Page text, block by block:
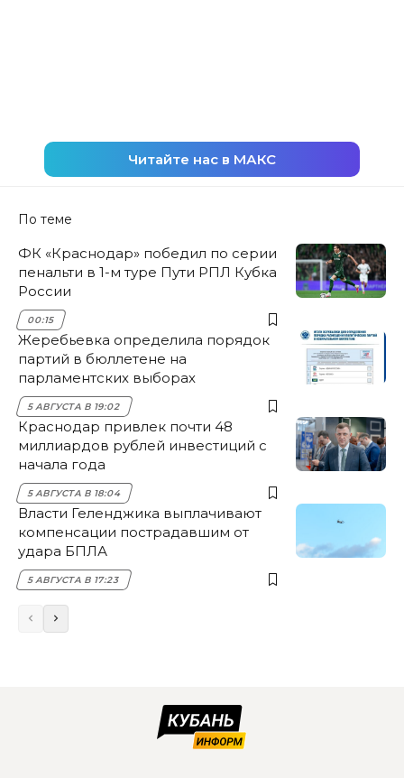
Читайте нас в МАКС
По теме
ФК «Краснодар» победил по серии
пенальти в 1-м туре Пути РПЛ Кубка
России
00:15
Жеребьевка определила порядок
партий в бюллетене на
парламентских выборах
5 АВГУСТА В 19:02
Краснодар привлек почти 48
миллиардов рублей инвестиций с
начала года
5 АВГУСТА В 18:04
Власти Геленджика выплачивают
компенсации пострадавшим от
удара БПЛА
5 АВГУСТА В 17:23